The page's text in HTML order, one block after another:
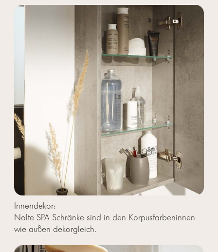
Innendekor:
Nolte SPA Schränke sind in den Korpusfarbeninnen
wie außen dekorgleich.